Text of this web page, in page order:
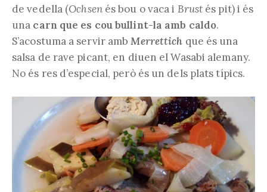
de vedella (Ochsenés bou o vaca i Brust és pit) i és
una carn que es cou bullint-la amb caldo.
S’acostuma a servir ambMerrettich que és una
salsa de rave picant, en diuen el Wasabi alemany.
No és res d’especial, però és un dels plats típics.